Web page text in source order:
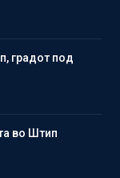
градот под
во Штип